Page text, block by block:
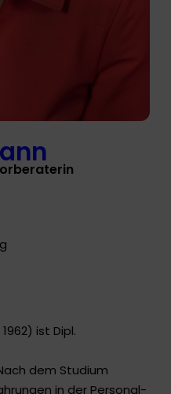
ist Dipl.
dem Studium
in der Personal-